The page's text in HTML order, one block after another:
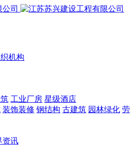
机构
工业厂房 星级酒店
装饰装修 钢结构 古建筑 园林绿化 劳
资讯